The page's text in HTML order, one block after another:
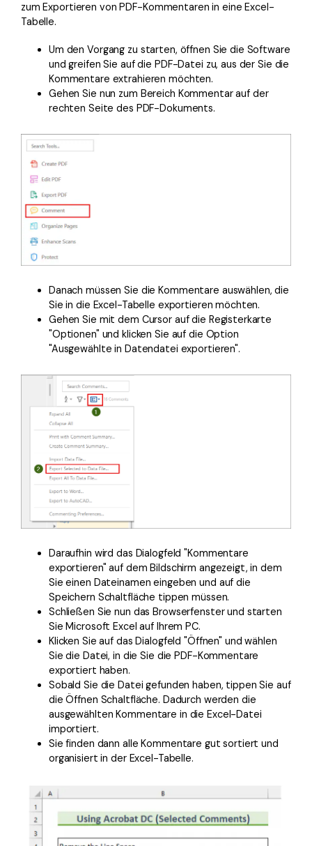
zum Exportieren von PDF-Kommentaren in eine Excel-
Tabelle.
Um den Vorgang zu starten, öffnen Sie die Software
und greifen Sie auf die PDF-Datei zu, aus der Sie die
Kommentare extrahieren möchten.
Gehen Sie nun zum Bereich Kommentar auf der
rechten Seite des PDF-Dokuments.
Danach müssen Sie die Kommentare auswählen, die
Sie in die Excel-Tabelle exportieren möchten.
Gehen Sie mit dem Cursor auf die Registerkarte
"Optionen" und klicken Sie auf die Option
"Ausgewählte in Datendatei exportieren".
Daraufhin wird das Dialogfeld "Kommentare
exportieren" auf dem Bildschirm angezeigt, in dem
Sie einen Dateinamen eingeben und auf die
Speichern Schaltfläche tippen müssen.
Schließen Sie nun das Browserfenster und starten
Sie Microsoft Excel auf Ihrem PC.
Klicken Sie auf das Dialogfeld "Öffnen" und wählen
Sie die Datei, in die Sie die PDF-Kommentare
exportiert haben.
Sobald Sie die Datei gefunden haben, tippen Sie auf
die Öffnen Schaltfläche. Dadurch werden die
ausgewählten Kommentare in die Excel-Datei
importiert.
Sie finden dann alle Kommentare gut sortiert und
organisiert in der Excel-Tabelle.